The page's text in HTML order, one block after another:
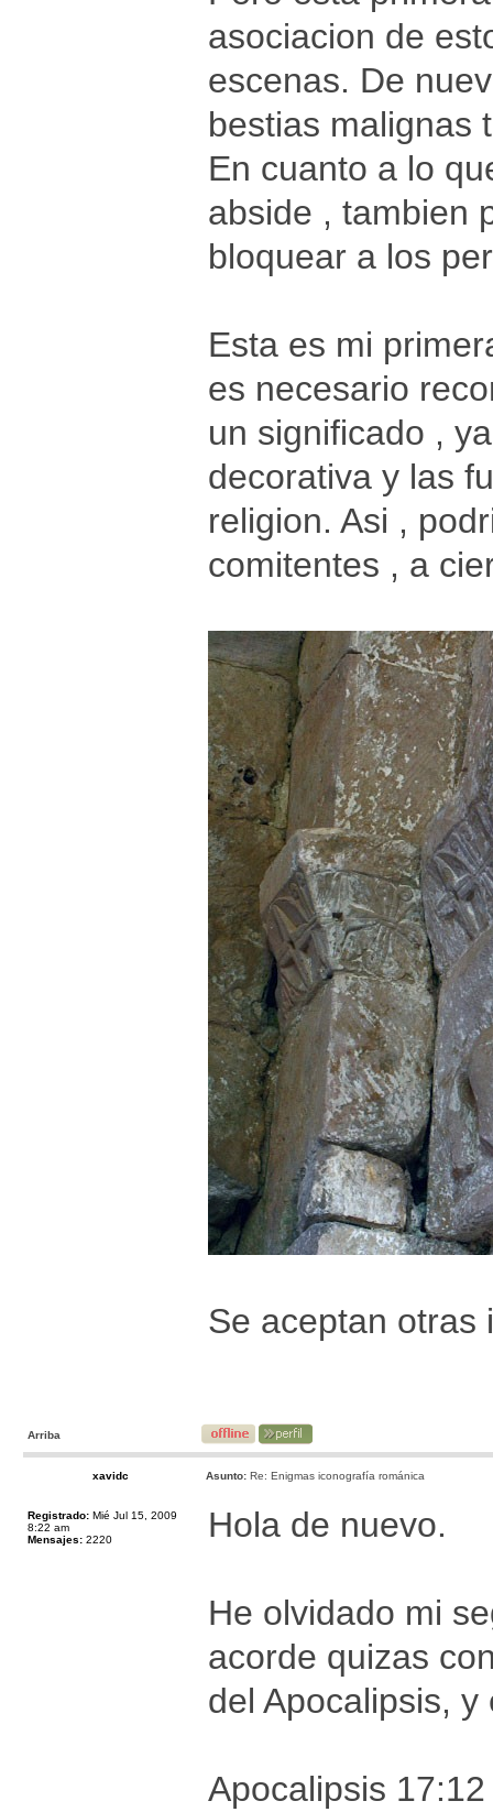
asociacion de
escenas. De
bestias malignas
En cuanto a lo
abside , tambien
bloquear a los
Esta es mi
es necesario
un significado ,
decorativa y las
religion. Asi ,
comitentes , a
Se aceptan otras
Arriba
xavidc Asunto: Re: Enigmas iconografía románica
Registrado: Mié Jul 15, 2009
8:22 am
Mensajes: 2220 Hola de nuevo.
He olvidado mi
acorde quizas
del Apocalipsis,
Apocalipsis